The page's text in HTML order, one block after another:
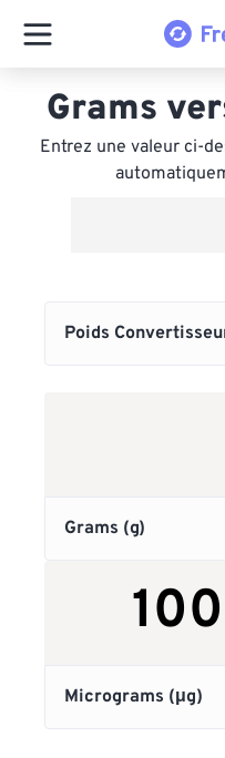
Grams
Entrez une valeur ci-